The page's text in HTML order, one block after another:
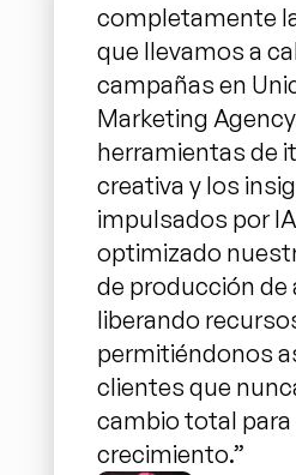
completamente
que llevamos a
campañas en
Marketing
herramientas de
creativa y los
impulsados por
optimizado
de producción de
liberando
permitiéndonos
clientes que
cambio total
crecimiento.”